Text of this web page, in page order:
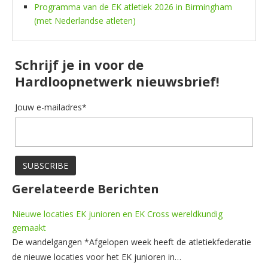
Programma van de EK atletiek 2026 in Birmingham
(met Nederlandse atleten)
Schrijf je in voor de
Hardloopnetwerk nieuwsbrief!
Jouw e-mailadres*
Gerelateerde Berichten
Nieuwe locaties EK junioren en EK Cross wereldkundig
gemaakt
De wandelgangen *Afgelopen week heeft de atletiekfederatie
de nieuwe locaties voor het EK junioren in…